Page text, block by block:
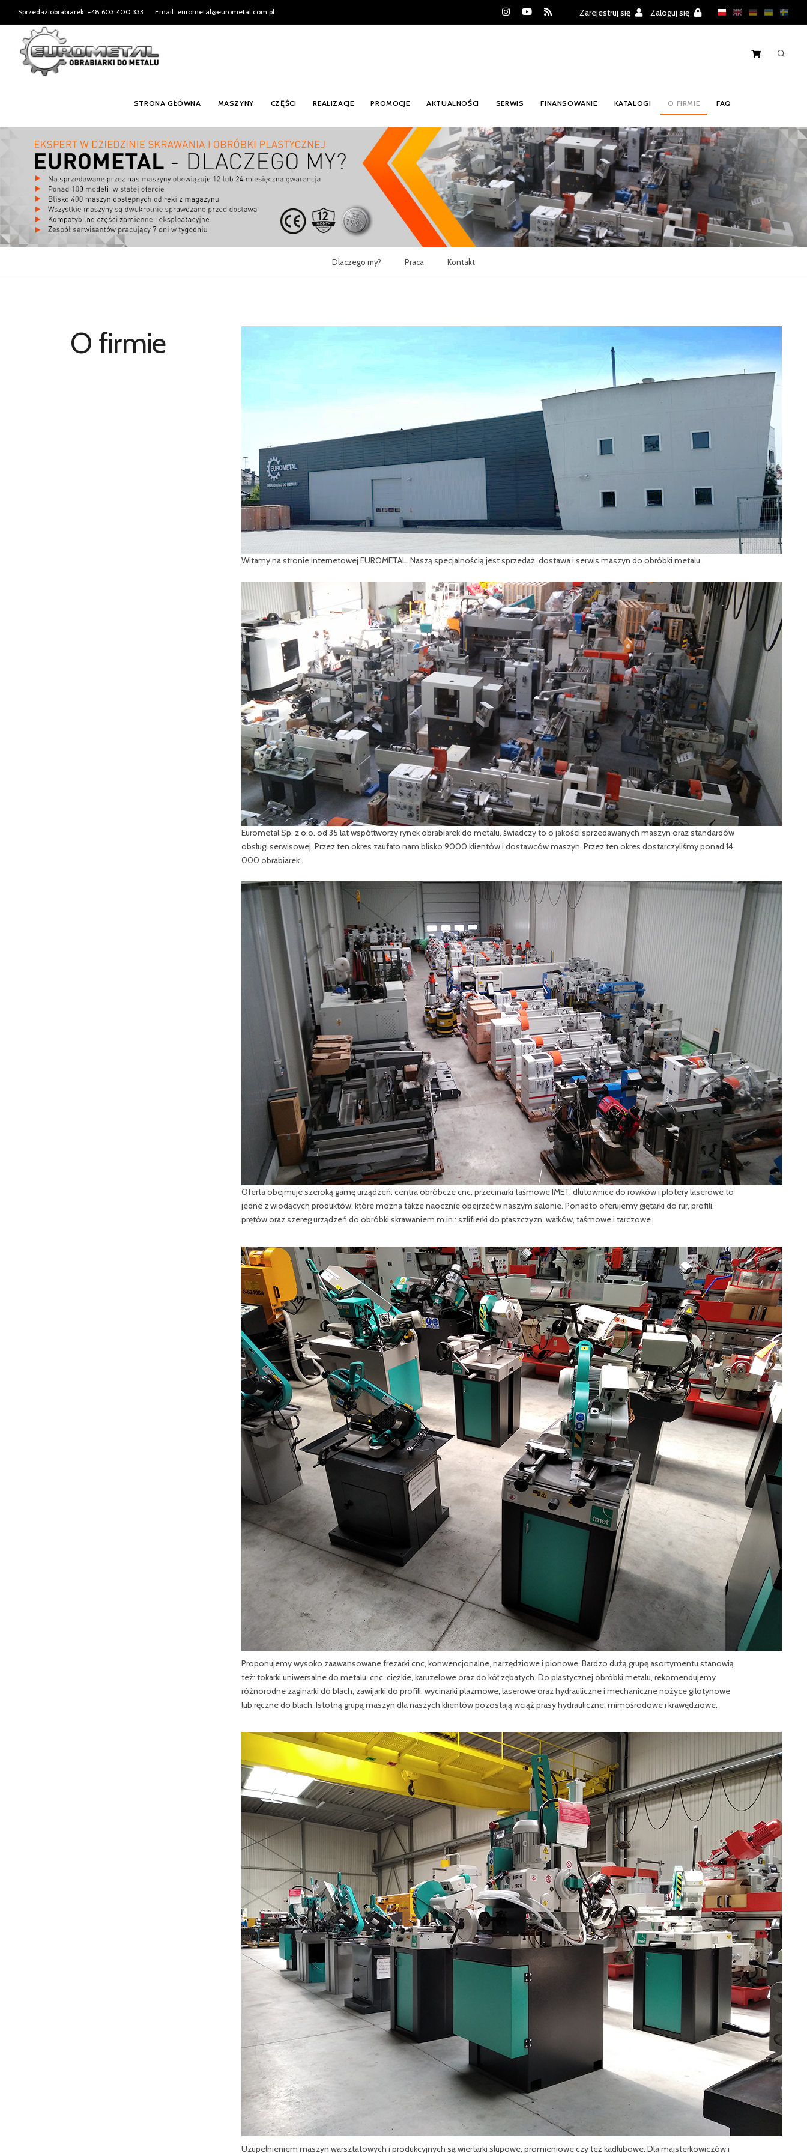
Sprzedaż obrabiarek: +48 603 400 333 Email: eurometal@eurometal.com.pl Zarejestruj się Zaloguj się
STRONA GŁÓWNA MASZYNY CZĘŚCI REALIZACJE PROMOCJE AKTUALNOŚCI SERWIS FINANSOWANIE KATALOGI O FIRMIE FAQ
Dlaczego my? Praca Kontakt
O firmie
Witamy na stronie internetowej EUROMETAL. Naszą specjalnością jest sprzedaż, dostawa i serwis maszyn do obróbki metalu.
Eurometal Sp. z o.o. od 35 lat współtworzy rynek obrabiarek do metalu, świadczy to o jakości sprzedawanych maszyn oraz standardów
obsługi serwisowej. Przez ten okres zaufało nam blisko 9000 klientów i dostawców maszyn. Przez ten okres dostarczyliśmy ponad 14
000 obrabiarek.
Oferta obejmuje szeroką gamę urządzeń: centra obróbcze cnc, przecinarki taśmowe IMET, dłutownice do rowków i plotery laserowe to
jedne z wiodących produktów, które można także naocznie obejrzeć w naszym salonie. Ponadto oferujemy giętarki do rur, profili,
prętów oraz szereg urządzeń do obróbki skrawaniem m.in.: szlifierki do płaszczyzn, wałków, taśmowe i tarczowe.
Proponujemy wysoko zaawansowane frezarki cnc, konwencjonalne, narzędziowe i pionowe. Bardzo dużą grupę asortymentu stanowią
też: tokarki uniwersalne do metalu, cnc, ciężkie, karuzelowe oraz do kół zębatych. Do plastycznej obróbki metalu, rekomendujemy
różnorodne zaginarki do blach, zawijarki do profili, wycinarki plazmowe, laserowe oraz hydrauliczne i mechaniczne nożyce gilotynowe
lub ręczne do blach. Istotną grupą maszyn dla naszych klientów pozostają wciąż prasy hydrauliczne, mimośrodowe i krawędziowe.
Uzupełnieniem maszyn warsztatowych i produkcyjnych są wiertarki słupowe, promieniowe czy też kadłubowe. Dla majsterkowiczów i